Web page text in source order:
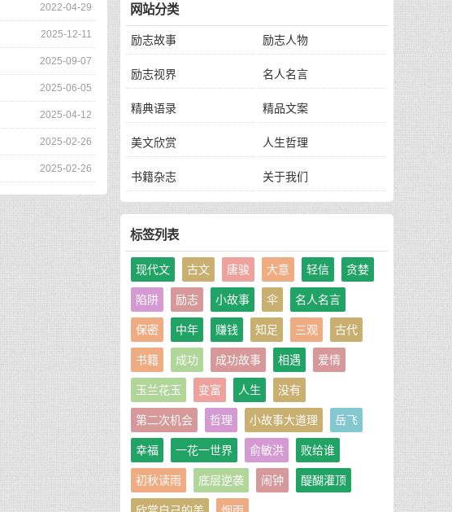
2022-04-29
2025-12-11
2025-09-07
2025-06-05
2025-04-12
2025-02-26
2025-02-26
网站分类
励志故事 励志人物
励志视界 名人名言
精典语录 精品文案
美文欣赏 人生哲理
书籍杂志 关于我们
标签列表
现代文 古文 唐骏 大意 轻信 贪婪
陷阱 励志 小故事 伞 名人名言
保密 中年 赚钱 知足 三观 古代
书籍 成功 成功故事 相遇 爱情
玉兰花玉 变富 人生 没有
第二次机会 哲理 小故事大道理 岳飞
幸福 一花一世界 俞敏洪 败给谁
初秋读雨 底层逆袭 闹钟 醍醐灌顶